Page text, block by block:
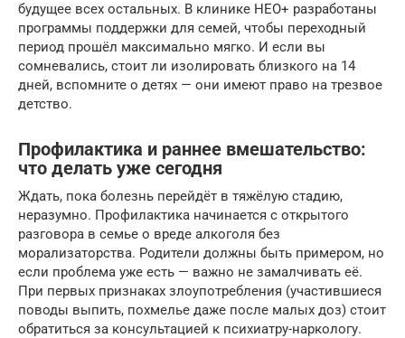
будущее всех остальных. В клинике НЕО+ разработаны
программы поддержки для семей, чтобы переходный
период прошёл максимально мягко. И если вы
сомневались, стоит ли изолировать близкого на 14
дней, вспомните о детях — они имеют право на трезвое
детство.
Профилактика и раннее вмешательство:
что делать уже сегодня
Ждать, пока болезнь перейдёт в тяжёлую стадию,
неразумно. Профилактика начинается с открытого
разговора в семье о вреде алкоголя без
морализаторства. Родители должны быть примером, но
если проблема уже есть — важно не замалчивать её.
При первых признаках злоупотребления (участившиеся
поводы выпить, похмелье даже после малых доз) стоит
обратиться за консультацией к психиатру-наркологу.